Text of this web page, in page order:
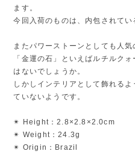
ます。
今回入荷のものは、内包されて
またパワーストーンとしても人気
「金運の石」といえばルチルク
はないでしょうか。
しかしインテリアとして飾れる
ていないようです。
✴︎ Height：2.8×2.8×2.0cm
✴︎ Weight：24.3g
✴︎ Origin：Brazil